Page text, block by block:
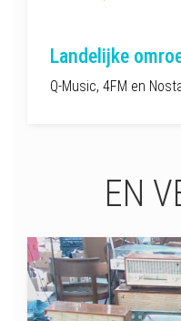
Landelijke
Q-Music, 4FM en
EN